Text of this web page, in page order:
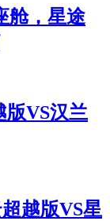
舱，星途
版VS汉兰
越版VS星